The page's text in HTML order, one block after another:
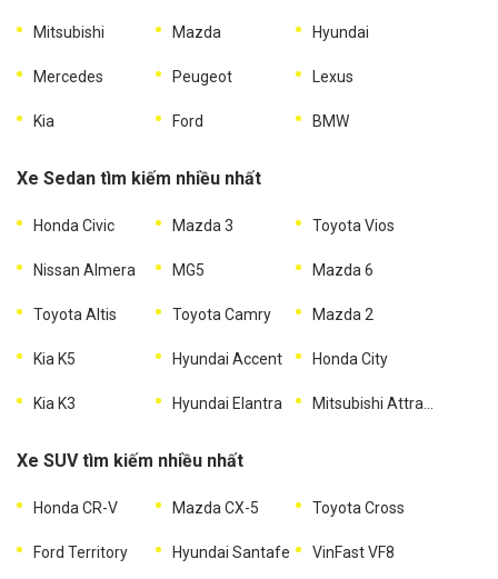
Mitsubishi Mazda Hyundai
Mercedes Peugeot Lexus
Kia Ford BMW
Xe Sedan tìm kiếm nhiều nhất
Honda Civic Mazda 3 Toyota Vios
Nissan Almera MG5 Mazda 6
Toyota Altis Toyota Camry Mazda 2
Kia K5 Hyundai Accent Honda City
Kia K3 Hyundai Elantra
Xe SUV tìm kiếm nhiều nhất
Honda CR-V Mazda CX-5 Toyota Cross
Ford Territory Hyundai Santafe VinFast VF8